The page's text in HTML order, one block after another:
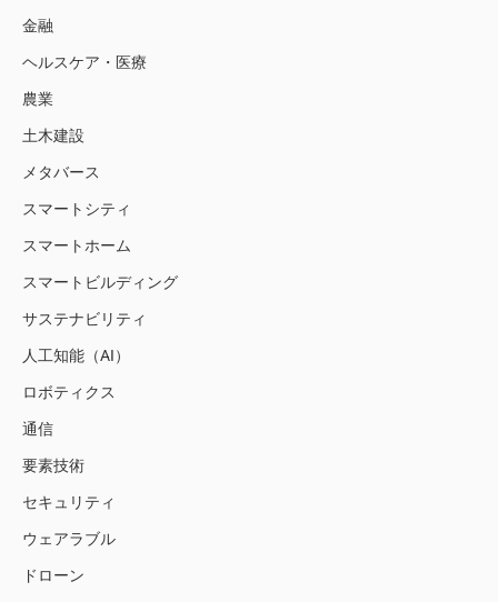
金融
ヘルスケア・医療
農業
土木建設
メタバース
スマートシティ
スマートホーム
スマートビルディング
サステナビリティ
人工知能（AI）
ロボティクス
通信
要素技術
セキュリティ
ウェアラブル
ドローン